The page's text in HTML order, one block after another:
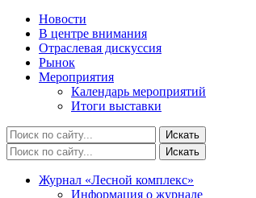
Новости
В центре внимания
Отраслевая дискуссия
Рынок
Мероприятия
Календарь мероприятий
Итоги выставки
Журнал «Лесной комплекс»
Информация о журнале